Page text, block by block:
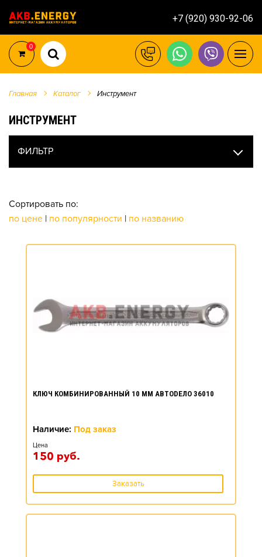
+7 (920) 930-92-06
0
Главная Каталог Инструмент
ИНСТРУМЕНТ
ФИЛЬТР
Сортировать по:
по цене | по популярности | по названию
КЛЮЧ КОМБИНИРОВАННЫЙ 10 ММ АВТОDЕЛО 36010
Наличие: Под заказ
Цена
150 руб.
Заказать